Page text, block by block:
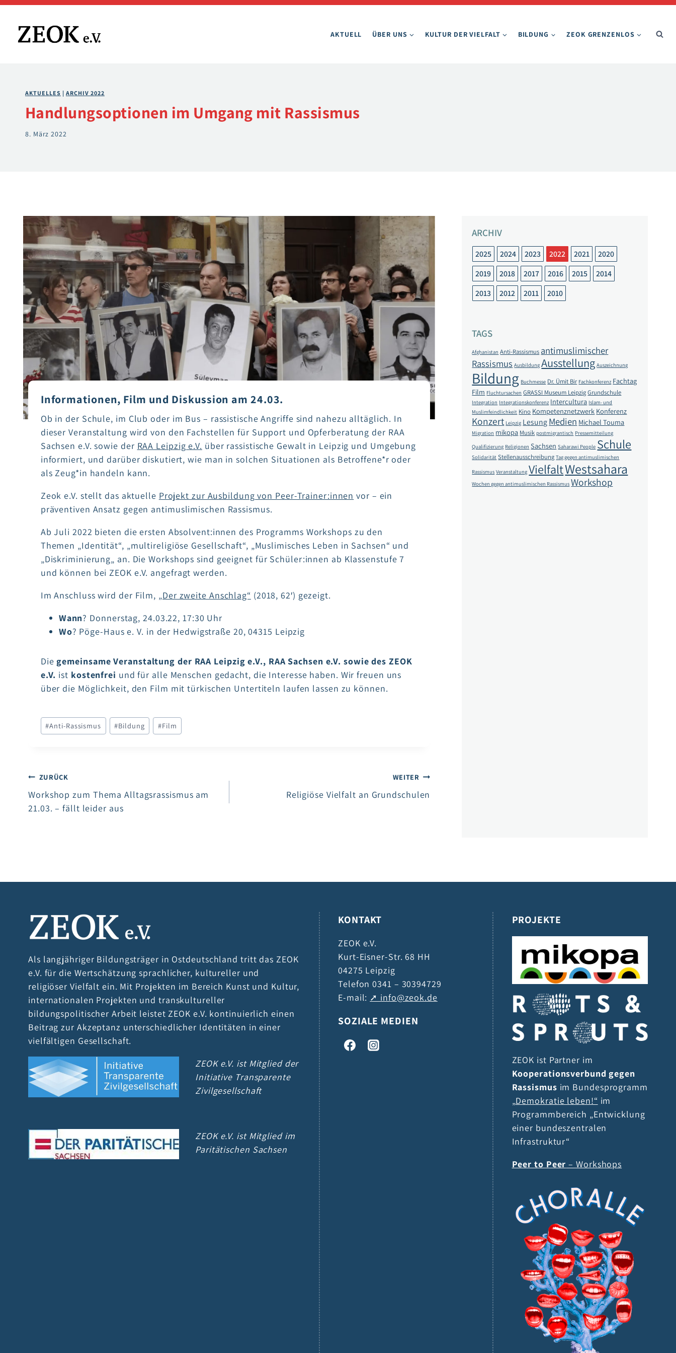
Zum
springen
AKTUELL ÜBER UNS KULTUR DER VIELFALT BILDUNG ZEOK GRENZENLOS
AKTUELLES | ARCHIV 2022
Handlungsoptionen im Umgang mit Rassismus
8. März 2022
Informationen, Film und Diskussion am 24.03.
Ob in der Schule, im Club oder im Bus – rassistische Angriffe sind nahezu alltäglich. In
dieser Veranstaltung wird von den Fachstellen für Support und Opferberatung der RAA
Sachsen e.V. sowie der RAA Leipzig e.V. über rassistische Gewalt in Leipzig und Umgebung
informiert, und darüber diskutiert, wie man in solchen Situationen als Betroffene*r oder
als Zeug*in handeln kann.
Zeok e.V. stellt das aktuelle Projekt zur Ausbildung von Peer-Trainer:innen vor – ein
präventiven Ansatz gegen antimuslimischen Rassismus.
Ab Juli 2022 bieten die ersten Absolvent:innen des Programms Workshops zu den
Themen „Identität“, „multireligiöse Gesellschaft“, „Muslimisches Leben in Sachsen“ und
„Diskriminierung„ an. Die Workshops sind geeignet für Schüler:innen ab Klassenstufe 7
und können bei ZEOK e.V. angefragt werden.
Im Anschluss wird der Film, „Der zweite Anschlag“ (2018, 62′) gezeigt.
Wann? Donnerstag, 24.03.22, 17:30 Uhr
Wo? Pöge-Haus e. V. in der Hedwigstraße 20, 04315 Leipzig
Die gemeinsame Veranstaltung der RAA Leipzig e.V., RAA Sachsen e.V. sowie des ZEOK
e.V. ist kostenfrei und für alle Menschen gedacht, die Interesse haben. Wir freuen uns
über die Möglichkeit, den Film mit türkischen Untertiteln laufen lassen zu können.
Schlagworte:
#Anti-Rassismus #Bildung #Film
Beitragsnavigation
ZURÜCK
Workshop zum Thema Alltagsrassismus am
21.03. – fällt leider aus
WEITER
Religiöse Vielfalt an Grundschulen
ARCHIV
2025 2024 2023 2022 2021
2020
2019
2018 2017 2016 2015
2014
2013
2012 2011 2010
TAGS
Afghanistan Anti-Rassismus antimuslimischer
Rassismus Ausbildung Ausstellung Auszeichnung
Bildung Buchmesse Dr. Ümit Bir Fachkonferenz Fachtag
Film Fluchtursachen GRASSI Museum Leipzig Grundschule
Integration Integrationskonferenz Intercultura Islam- und
Muslimfeindlichkeit Kino Kompetenznetzwerk Konferenz
Konzert Leipzig LesungMedien Michael Touma
Migration mikopa Musik postmigrantisch Pressemitteilung
Qualifizierung Religionen Sachsen Saharawi People Schule
Solidarität Stellenausschreibung Tag gegen antimuslimischen
Rassismus Veranstaltung VielfaltWestsahara
Wochen gegen antimuslimischen Rassismus Workshop
Als langjähriger Bildungsträger in Ostdeutschland tritt das ZEOK
e.V. für die Wertschätzung sprachlicher, kultureller und
religiöser Vielfalt ein. Mit Projekten im Bereich Kunst und Kultur,
internationalen Projekten und transkultureller
bildungspolitischer Arbeit leistet ZEOK e.V. kontinuierlich einen
Beitrag zur Akzeptanz unterschiedlicher Identitäten in einer
vielfältigen Gesellschaft.
ZEOK e.V. ist Mitglied der
Initiative Transparente
Zivilgesellschaft
ZEOK e.V. ist Mitglied im
Paritätischen Sachsen
KONTAKT
ZEOK e.V.
Kurt-Eisner-Str. 68 HH
04275 Leipzig
Telefon 0341 – 30394729
E-mail:
info@zeok.de
SOZIALE MEDIEN
PROJEKTE
ZEOK ist Partner im
Kooperationsverbund gegen
Rassismus im Bundesprogramm
„Demokratie leben!“ im
Programmbereich „Entwicklung
einer bundeszentralen
Infrastruktur“
Peer to Peer – Workshops